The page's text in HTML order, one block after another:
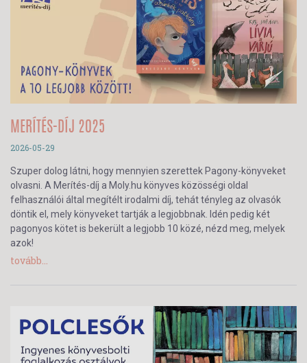
MERÍTÉS-DÍJ 2025
2026-05-29
Szuper dolog látni, hogy mennyien szerettek Pagony-könyveket
olvasni. A Merítés-díj a Moly.hu könyves közösségi oldal
felhasználói által megítélt irodalmi díj, tehát tényleg az olvasók
döntik el, mely könyveket tartják a legjobbnak. Idén pedig két
pagonyos kötet is bekerült a legjobb 10 közé, nézd meg, melyek
azok!
tovább...